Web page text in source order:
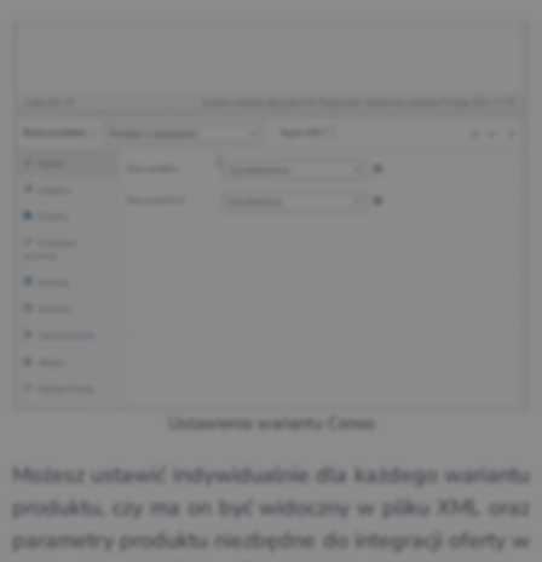
Ustawienia wariantu Ceneo
Możesz ustawić indywidualnie dla każdego wariantu
produktu, czy ma on być widoczny w pliku XML oraz
parametry produktu niezbędne do integracji oferty w